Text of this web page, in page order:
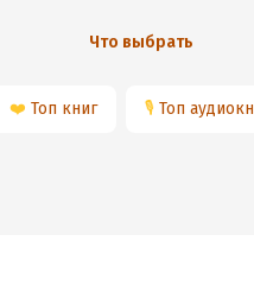
Что выбрать
❤️ Топ книг 🎙 Топ